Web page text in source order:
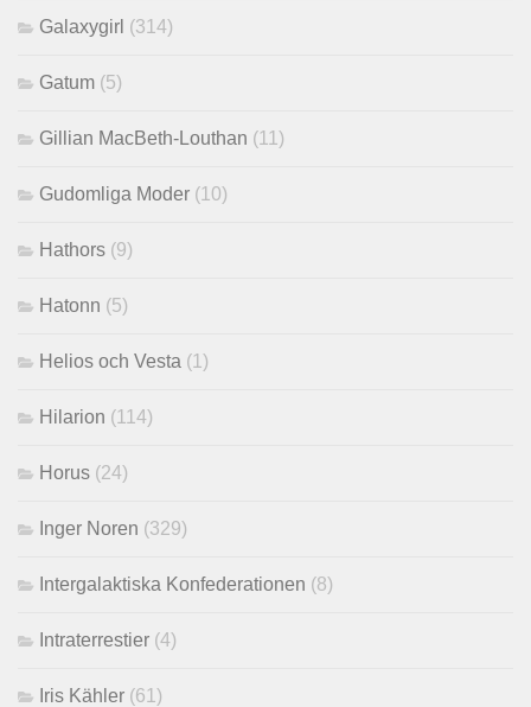
Galaxygirl (314)
Gatum (5)
Gillian MacBeth-Louthan (11)
Gudomliga Moder (10)
Hathors (9)
Hatonn (5)
Helios och Vesta (1)
Hilarion (114)
Horus (24)
Inger Noren (329)
Intergalaktiska Konfederationen (8)
Intraterrestier (4)
Iris Kähler (61)